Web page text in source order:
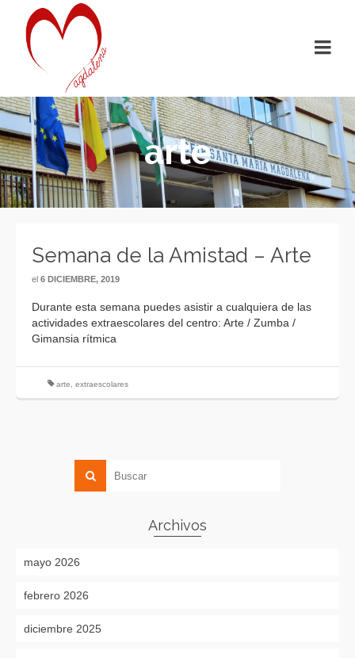
arte
Semana de la Amistad – Arte
el 6 DICIEMBRE, 2019
Durante esta semana puedes asistir a cualquiera de las
actividades extraescolares del centro: Arte / Zumba /
Gimansia rítmica
arte extraescolares
Archivos
mayo 2026
febrero 2026
diciembre 2025